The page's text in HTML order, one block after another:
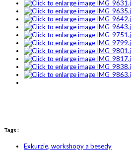
Tags :
Exkurzie, workshopy a besedy